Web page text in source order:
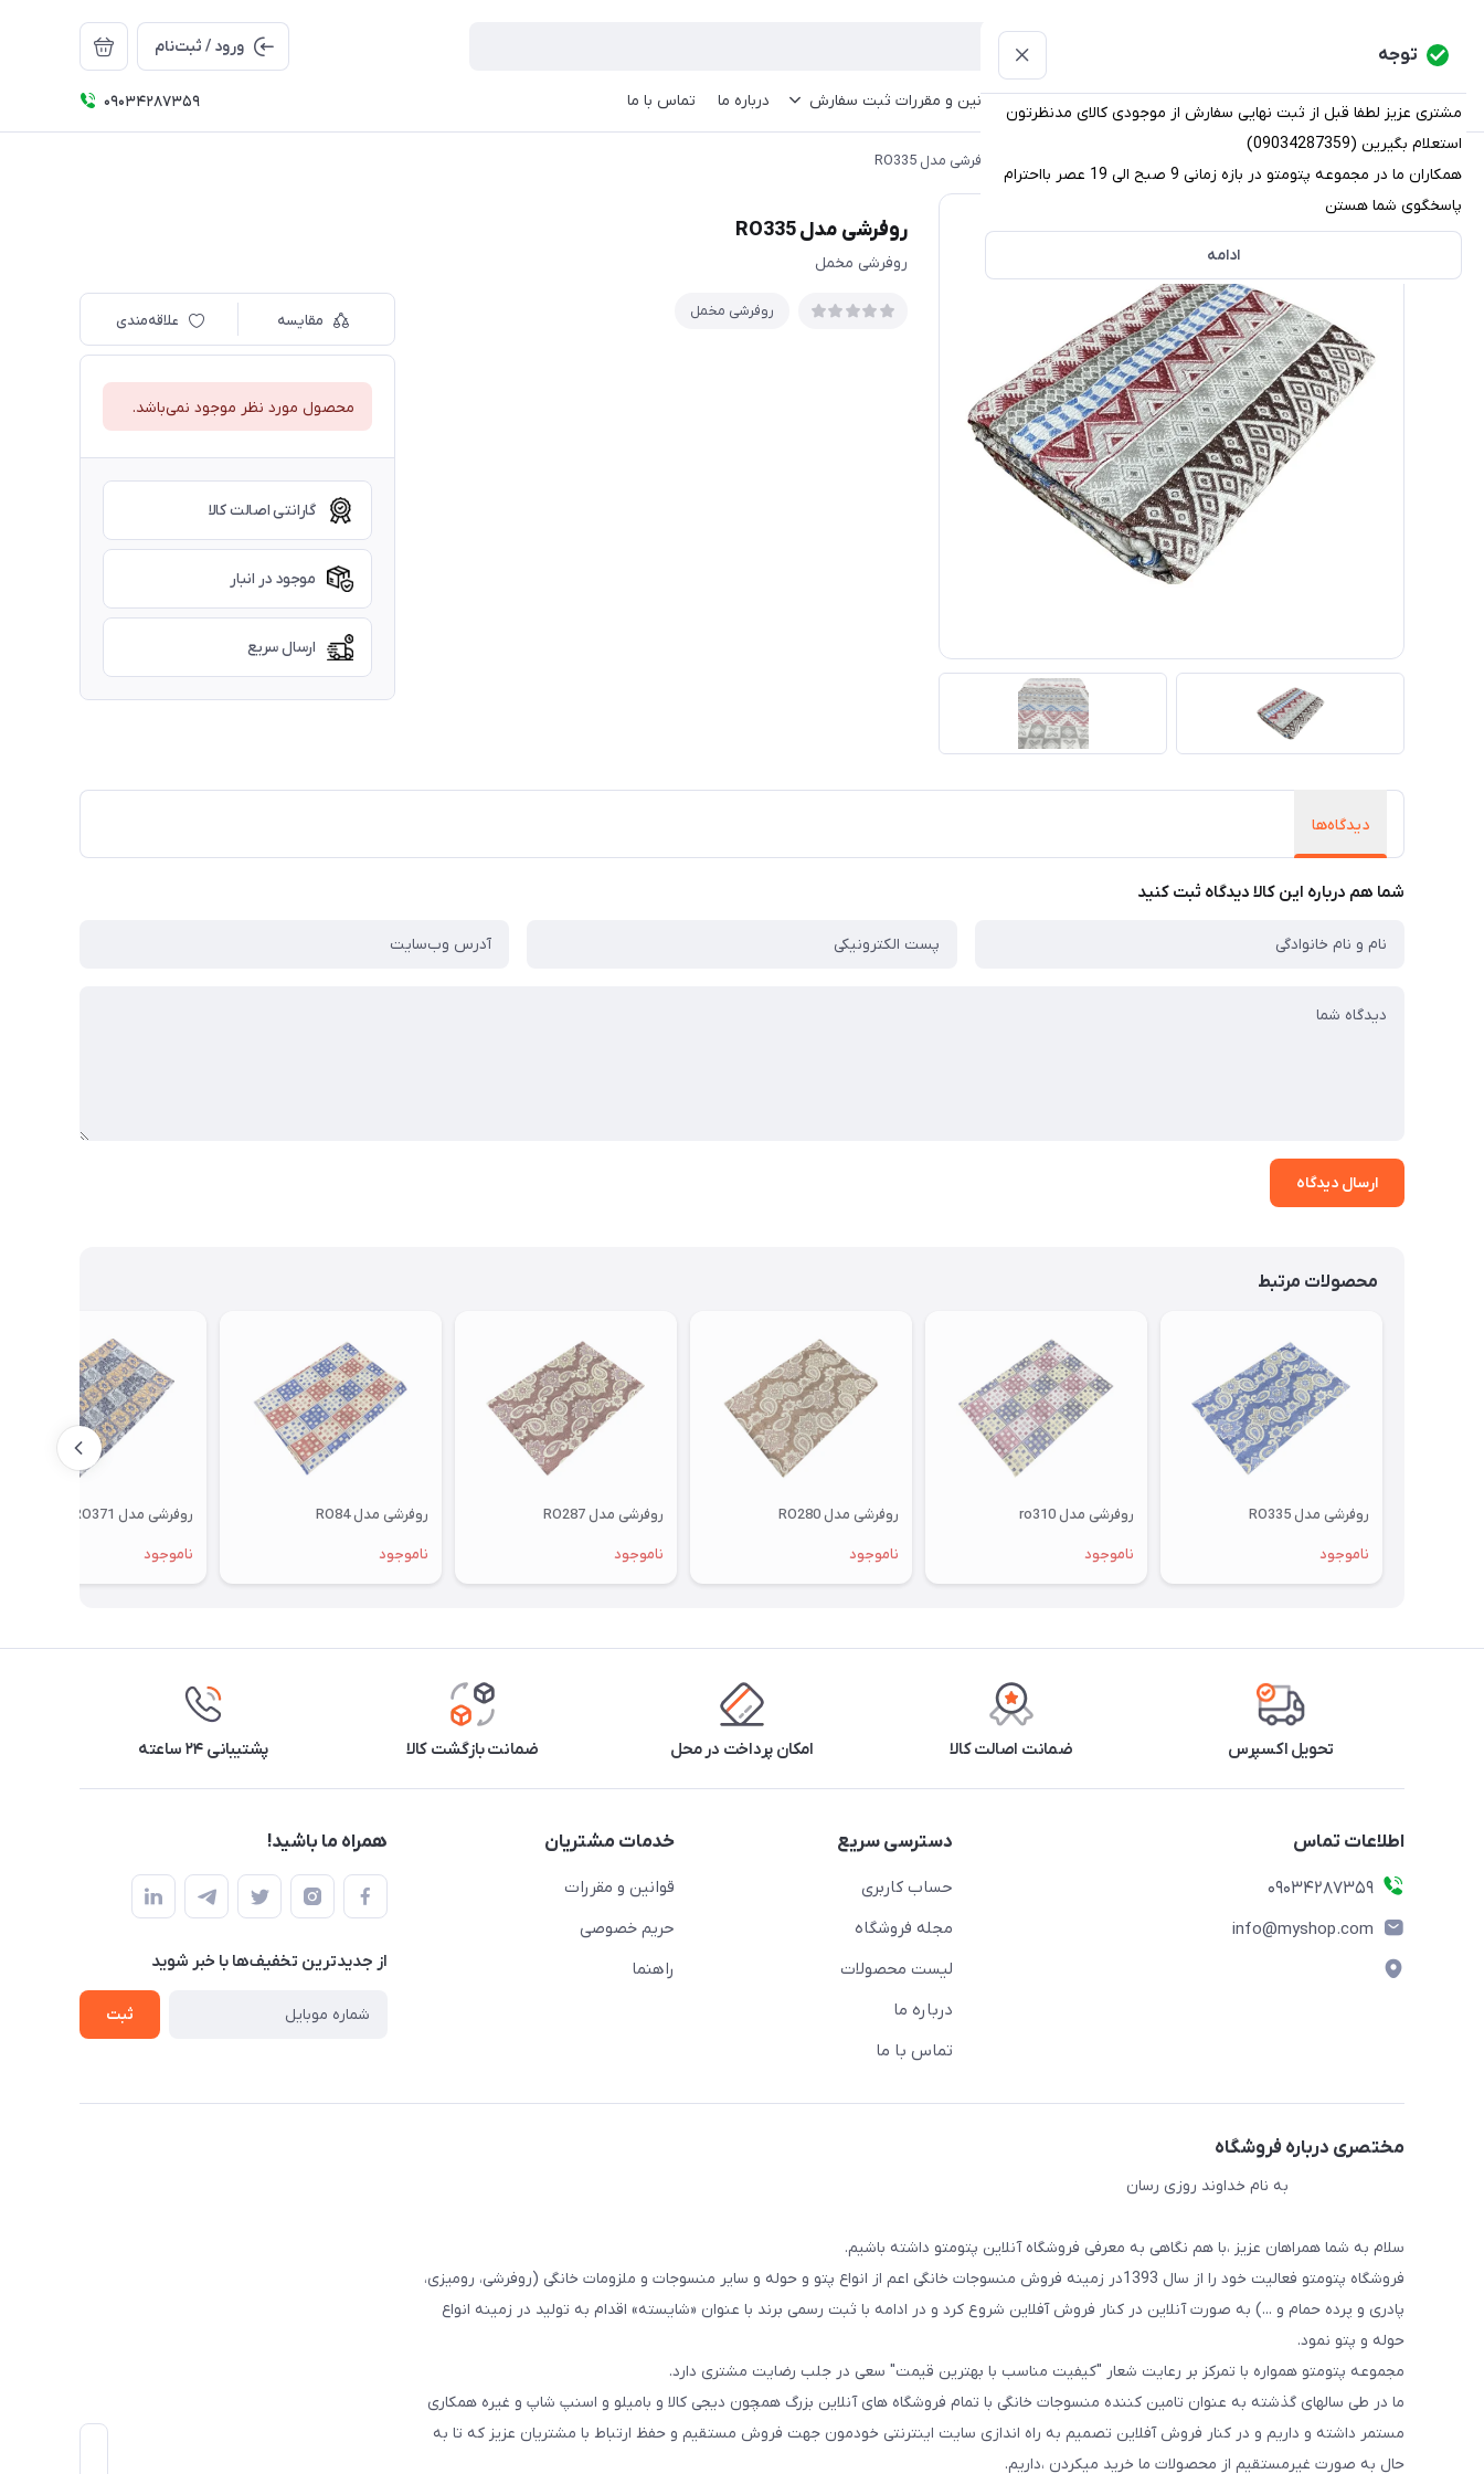
توجه
مشتری عزیز لطفا قبل از ثبت نهایی سفارش از موجودی کالای مدنظرتون
استعلام بگیرین (09034287359)
همکاران ما در مجموعه پتومتو در بازه زمانی 9 صبح الی 19 عصر بااحترام
پاسخگوی شما هستن
ادامه
ورود / ثبت‌نام
دسته‌بندی کالاها خانه دسته بندی محصولات قوانین و مقررات ثبت سفارش درباره ما تماس با ما 09034287359
روفرشی مدل RO335
روفرشی مدل RO335
روفرشی مخمل
روفرشی مخمل
مقایسه علاقه‌مندی
محصول مورد نظر موجود نمی‌باشد.
گارانتی اصالت کالا
موجود در انبار
ارسال سریع
دیدگاه‌ها
شما هم درباره این کالا دیدگاه ثبت کنید
ارسال دیدگاه
محصولات مرتبط
روفرشی مدل RO335
ناموجود
روفرشی مدل ro310
ناموجود
روفرشی مدل RO280
ناموجود
روفرشی مدل RO287
ناموجود
روفرشی مدل RO84
ناموجود
روفرشی مدل RO371
ناموجود
تحویل اکسپرس ضمانت اصالت کالا امکان پرداخت در محل ضمانت بازگشت کالا پشتیبانی ۲۴ ساعته
اطلاعات تماس
09034287359
info@myshop.com
دسترسی سریع
حساب کاربری
مجله فروشگاه
لیست محصولات
درباره ما
تماس با ما
خدمات مشتریان
قوانین و مقررات
حریم خصوصی
راهنما
همراه ما باشید!
از جدید‌ترین تخفیف‌ها با‌ خبر شوید
ثبت
مختصری درباره فروشگاه
به نام خداوند روزی رسان
سلام به شما همراهان عزیز ،با هم نگاهی به معرفی فروشگاه آنلاین پتومتو داشته باشیم.
فروشگاه پتومتو فعالیت خود را از سال 1393در زمینه فروش منسوجات خانگی اعم از انواع پتو و حوله و سایر منسوجات و ملزومات خانگی (روفرشی، رومیزی،
پادری و پرده حمام و ...) به صورت آنلاین در کنار فروش آفلاین شروع کرد و در ادامه با ثبت رسمی برند با عنوان «شایسته» اقدام به تولید در زمینه انواع
حوله و پتو نمود.
مجموعه پتومتو همواره با تمرکز بر رعایت شعار "کیفیت مناسب با بهترین قیمت" سعی در جلب رضایت مشتری دارد.
ما در طی سالهای گذشته به عنوان تامین کننده منسوجات خانگی با تمام فروشگاه های آنلاین بزرگ همچون دیجی کالا و بامیلو و اسنپ شاپ و غیره همکاری
مستمر داشته و داریم و در کنار فروش آفلاین تصمیم به راه اندازی سایت اینترنتی خودمون جهت فروش مستقیم و حفظ ارتباط با مشتریان عزیز که تا به
حال به صورت غیرمستقیم از محصولات ما خرید میکردن ،داریم.